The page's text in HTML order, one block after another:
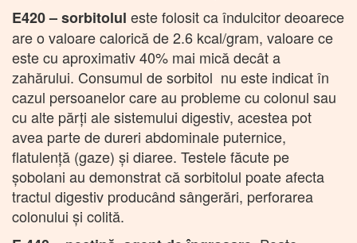
E420 – sorbitolul este folosit ca îndulcitor deoarece
are o valoare calorică de 2.6 kcal/gram, valoare ce
este cu aproximativ 40% mai mică decât a
zahărului. Consumul de sorbitol nu este indicat în
cazul persoanelor care au probleme cu colonul sau
cu alte părți ale sistemului digestiv, acestea pot
avea parte de dureri abdominale puternice,
flatulență (gaze) și diaree. Testele făcute pe
șobolani au demonstrat că sorbitolul poate afecta
tractul digestiv producând sângerări, perforarea
colonului și colită.